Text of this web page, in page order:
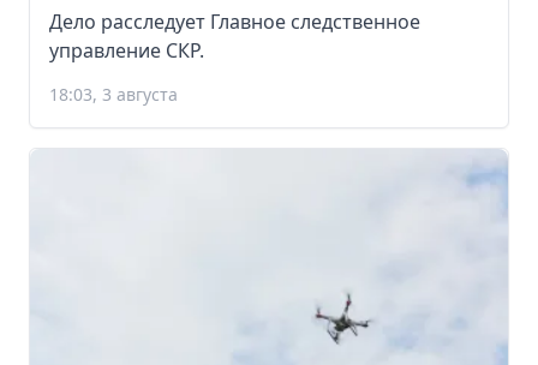
Дело расследует Главное следственное
управление СКР.
18:03, 3 августа